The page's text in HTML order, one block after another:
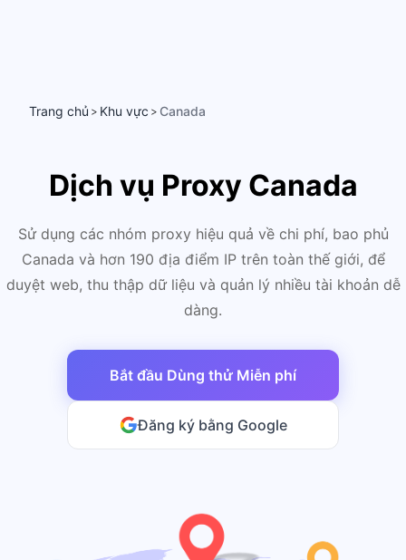
Trang chủ > Khu vực > Canada
Dịch vụ Proxy Canada
Sử dụng các nhóm proxy hiệu quả về chi phí, bao phủ
Canada và hơn 190 địa điểm IP trên toàn thế giới, để
duyệt web, thu thập dữ liệu và quản lý nhiều tài khoản dễ
dàng.
Bắt đầu Dùng thử Miễn phí
Đăng ký bằng Google